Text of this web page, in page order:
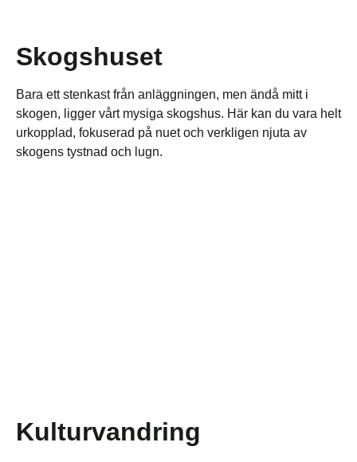
Skogshuset
Bara ett stenkast från anläggningen, men ändå mitt i
skogen, ligger vårt mysiga skogshus. Här kan du vara helt
urkopplad, fokuserad på nuet och verkligen njuta av
skogens tystnad och lugn.
Kulturvandring